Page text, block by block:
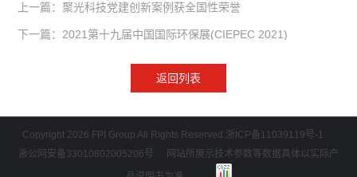
上一篇：聚光科技党建创新案例获全国性荣誉
下一篇：2021第十九届中国国际环保展(CIEPEC 2021)
返回列表
Copyright 2026 FPI Group All Rights Reserved.浙ICP备11039119号-1
浙公网安备33010802005206号
网站所展示技术参数等数据具体以实际产